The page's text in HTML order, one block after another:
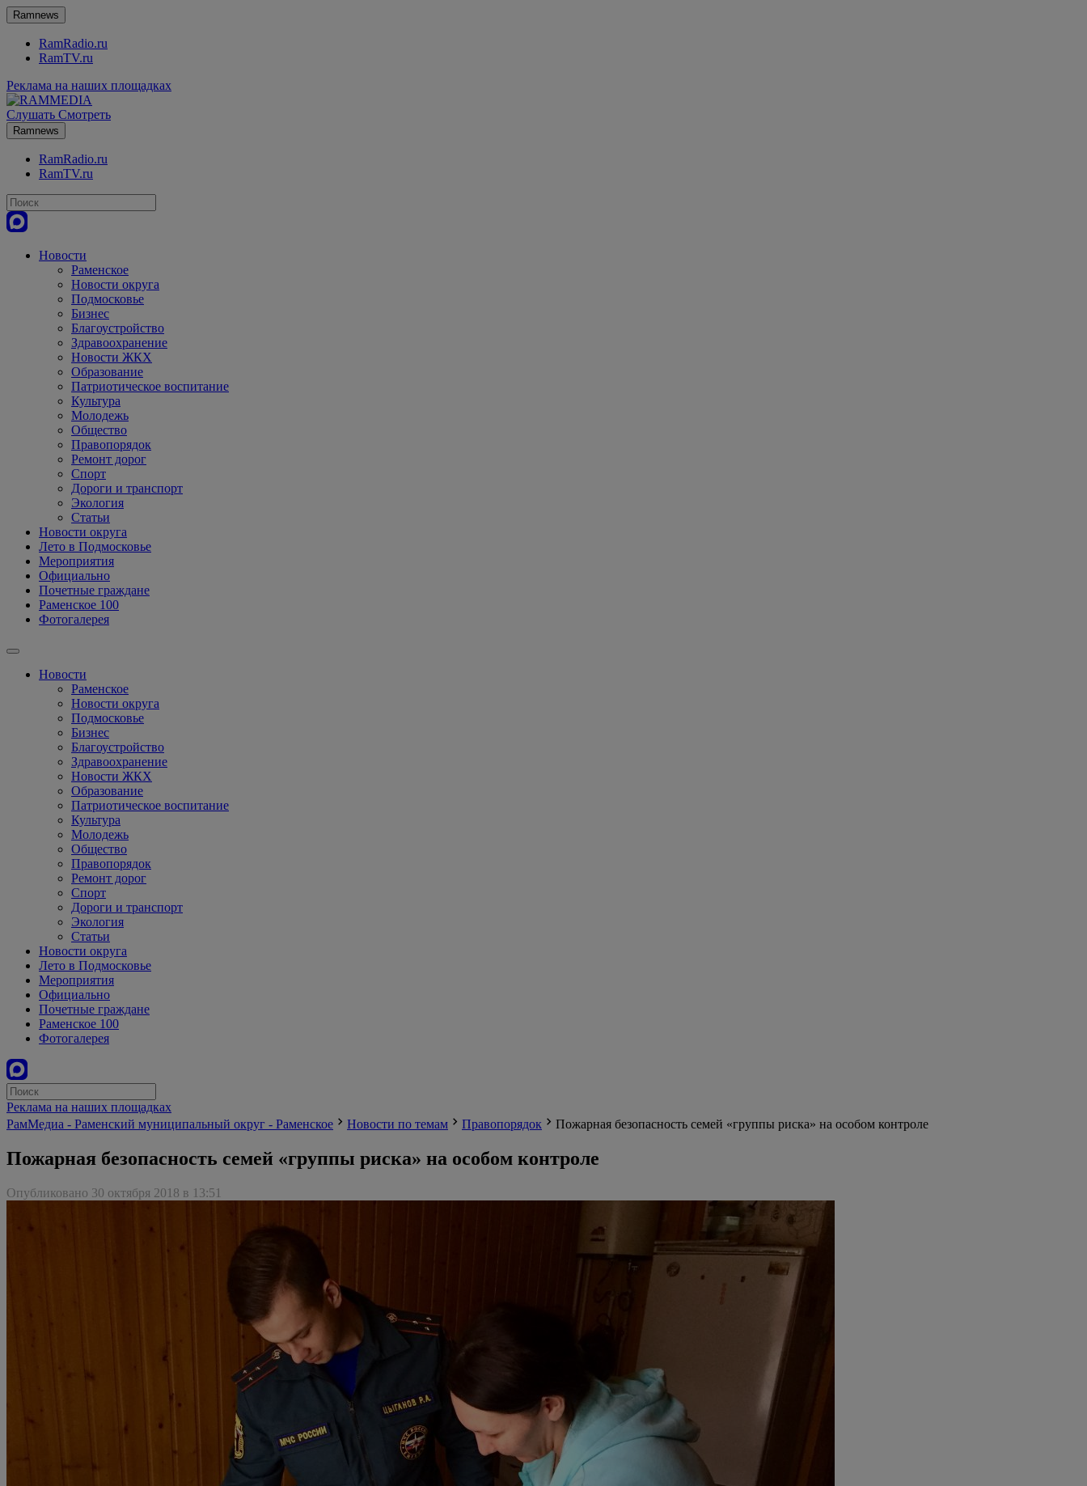
Ramnews
RamRadio.ru
RamTV.ru
Реклама на наших площадках
Слушать Смотреть
Ramnews
RamRadio.ru
RamTV.ru
Новости
Раменское
Новости округа
Подмосковье
Бизнес
Благоустройство
Здравоохранение
Новости ЖКХ
Образование
Патриотическое воспитание
Культура
Молодежь
Общество
Правопорядок
Ремонт дорог
Спорт
Дороги и транспорт
Экология
Статьи
Новости округа
Лето в Подмосковье
Мероприятия
Официально
Почетные граждане
Раменское 100
Фотогалерея
Новости
Раменское
Новости округа
Подмосковье
Бизнес
Благоустройство
Здравоохранение
Новости ЖКХ
Образование
Патриотическое воспитание
Культура
Молодежь
Общество
Правопорядок
Ремонт дорог
Спорт
Дороги и транспорт
Экология
Статьи
Новости округа
Лето в Подмосковье
Мероприятия
Официально
Почетные граждане
Раменское 100
Фотогалерея
Реклама на наших площадках
РамМедиа - Раменский муниципальный округ - Раменское
Новости по темам Правопорядок Пожарная безопасность семей «группы риска» на особом контроле
Пожарная безопасность семей «группы риска» на особом контроле
Опубликовано 30 октября 2018 в 13:51